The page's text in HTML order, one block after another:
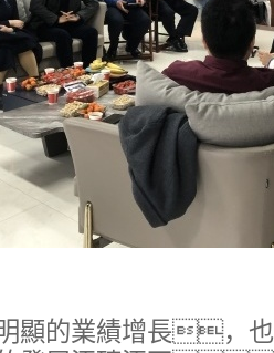
的業績增長，也